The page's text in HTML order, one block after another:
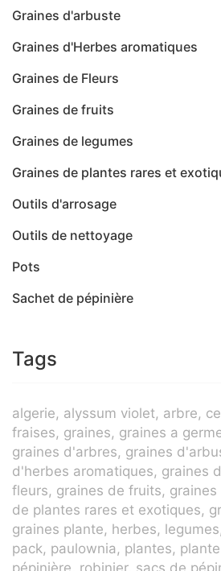
Graines d'arbuste
Graines d'Herbes aromatiques
Graines de Fleurs
Graines de fruits
Graines de legumes
Graines de plantes rares et
Outils d'arrosage
Outils de nettoyage
Pots
Sachet de pépinière
Tags
algerie alyssum violet arbre
fraises graines graines a
graines d'arbres graines
d'herbes aromatiques graines
fleurs graines de fruits
de plantes rares et exotiques
graines plante herbes legumes
pack paulownia plantes
pépinière robinier sacs de